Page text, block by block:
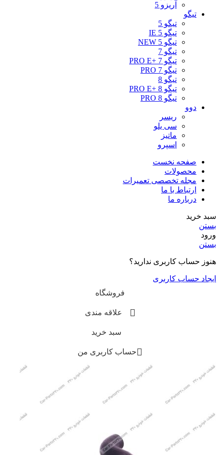
آریزو 5
تیگو
تیگو 5
تیگو 5 IE
تیگو 5 NEW
تیگو 7
تیگو 7 +PRO E
تیگو 7 PRO
تیگو 8
تیگو 8 +PRO E
تیگو 8 PRO
دوو
ریسر
سی یلو
ماتیز
اسپرو
صفحه نخست
محصولات
مجله تخصصی تعمیرات
ارتباط با ما
درباره ما
سبد خرید
بستن
ورود
بستن
هنوز حساب کاربری ندارید؟
ایجاد حساب کاربری
فروشگاه
علاقه مندی
سبد خرید
حساب کاربری من